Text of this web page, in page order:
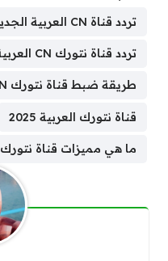
تردد قناة CN العربية الجديد 2025
تردد قناة نتورك CN العربية الجديد
طريقة ضبط قناة نتورك CN على التلفاز
قناة نتورك العربية 2025
ما هي مميزات قناة نتورك CN بالعربية؟